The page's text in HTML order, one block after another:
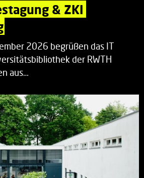
& ZKI
2026 begrüßen das IT
der RWTH
aus…